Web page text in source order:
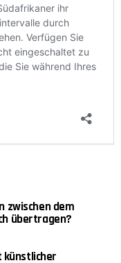
zwischen dem
übertragen?
künstlicher